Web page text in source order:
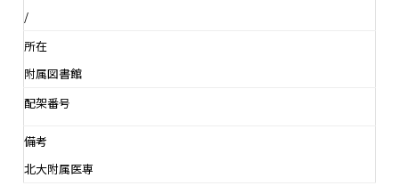
/
所在
附属図書館
配架番号
備考
北大附属医専